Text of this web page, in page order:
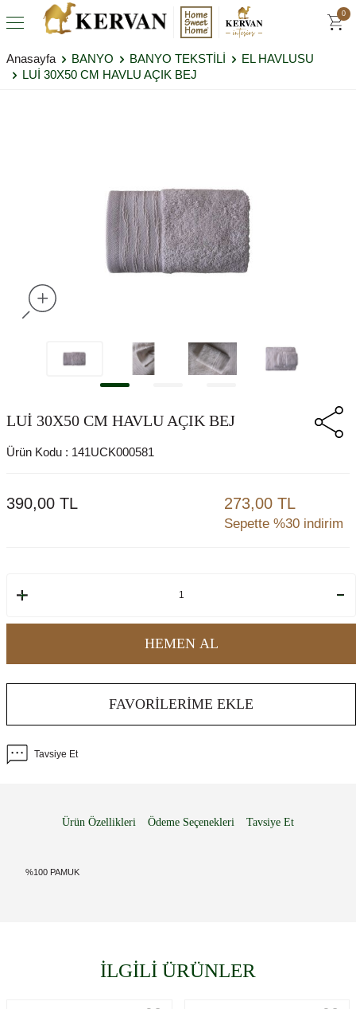
0
Anasayfa BANYO BANYO TEKSTİLİ
EL HAVLUSU
LUİ 30X50 CM HAVLU AÇIK BEJ
LUİ 30X50 CM HAVLU AÇIK BEJ
Ürün Kodu : 141UCK000581
390,00 TL 273,00 TL
Sepette %30 indirim
HEMEN AL
FAVORILERIME EKLE
Tavsiye Et
Ürün Özellikleri Ödeme Seçenekleri Tavsiye Et
%100 PAMUK
İLGİLİ ÜRÜNLER